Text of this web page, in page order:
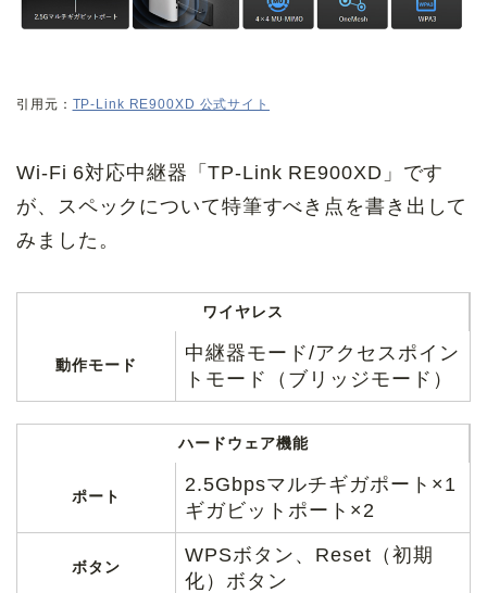
引用元： TP-Link RE900XD 公式サイト
Wi-Fi 6対応中継器「TP-Link RE900XD」です
が、スペックについて特筆すべき点を書き出して
みました。
ワイヤレス
動作モード
中継器モード/アクセスポイン
トモード（ブリッジモード）
ハードウェア機能
ポート
2.5Gbpsマルチギガポート×1
ギガビットポート×2
ボタン
WPSボタン、Reset（初期
化）ボタン